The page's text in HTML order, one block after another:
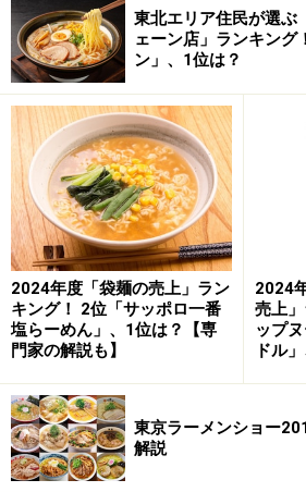
東北エリア住民が選ぶ
ェーン店」ランキング
ン」、1位は？
2024年度「袋麺の売上」ラン
キング！ 2位「サッポロ一番
塩らーめん」、1位は？【専
門家の解説も】
2024
売上
ップ
ドル
東京ラーメンショー
解説